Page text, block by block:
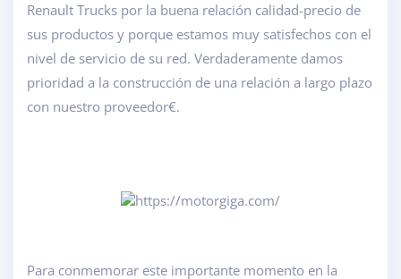
Renault Trucks por la buena relación calidad-precio de
sus productos y porque estamos muy satisfechos con el
nivel de servicio de su red. Verdaderamente damos
prioridad a la construcción de una relación a largo plazo
con nuestro proveedor€.
Para conmemorar este importante momento en la